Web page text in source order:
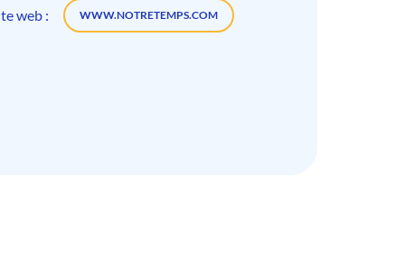
web :
WWW.NOTRETEMPS.COM